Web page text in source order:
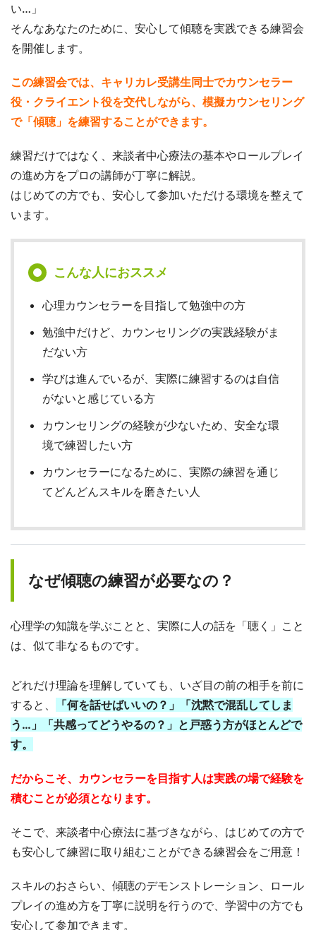
い…」
そんなあなたのために、安心して傾聴を実践できる練習会
を開催します。
この練習会では、キャリカレ受講生同士でカウンセラー
役・クライエント役を交代しながら、模擬カウンセリング
で「傾聴」を練習することができます。
練習だけではなく、来談者中心療法の基本やロールプレイ
の進め方をプロの講師が丁寧に解説。
はじめての方でも、安心して参加いただける環境を整えて
います。
こんな人におススメ
心理カウンセラーを目指して勉強中の方
勉強中だけど、カウンセリングの実践経験がま
だない方
学びは進んでいるが、実際に練習するのは自信
がないと感じている方
カウンセリングの経験が少ないため、安全な環
境で練習したい方
カウンセラーになるために、実際の練習を通じ
てどんどんスキルを磨きたい人
なぜ傾聴の練習が必要なの？
心理学の知識を学ぶことと、実際に人の話を「聴く」こと
は、似て非なるものです。
どれだけ理論を理解していても、いざ目の前の相手を前に
すると、
「何を話せばいいの？」「沈黙で混乱してしま
う…」「共感ってどうやるの？」と戸惑う方がほとんどで
す。
だからこそ、カウンセラーを目指す人は実践の場で経験を
積むことが必須となります。
そこで、来談者中心療法に基づきながら、はじめての方で
も安心して練習に取り組むことができる練習会をご用意！
スキルのおさらい、傾聴のデモンストレーション、ロール
プレイの進め方を丁寧に説明を行うので、学習中の方でも
安心して参加できます。